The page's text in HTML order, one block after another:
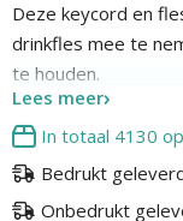
Kleding en caps
Notitieboeken
Outdoor en vrije
Paraplu's
Sony
Tefal
Chupa Chups
Pasen
Sinterklaas
Voetbal, EK en
Kersttruien
Kerstknuffels
Deze keycord en
drinkfles mee te
te houden.
Lees meer
In totaal 4130
Bedrukt
Onbedrukt